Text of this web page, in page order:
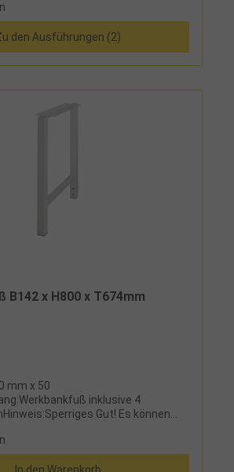
den Ausführungen (2)
B142 x H800 x T674mm
mm x 50
inklusive 4
Gut! Es können
In den Warenkorb